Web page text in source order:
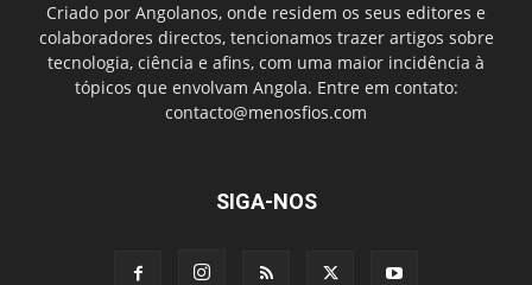
Criado por Angolanos, onde residem os seus editores e
colaboradores directos, tencionamos trazer artigos sobre
tecnologia, ciência e afins, com uma maior incidência à
tópicos que envolvam Angola. Entre em contato:
contacto@menosfios.com
SIGA-NOS